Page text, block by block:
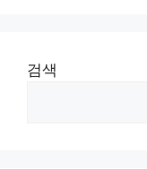
검색